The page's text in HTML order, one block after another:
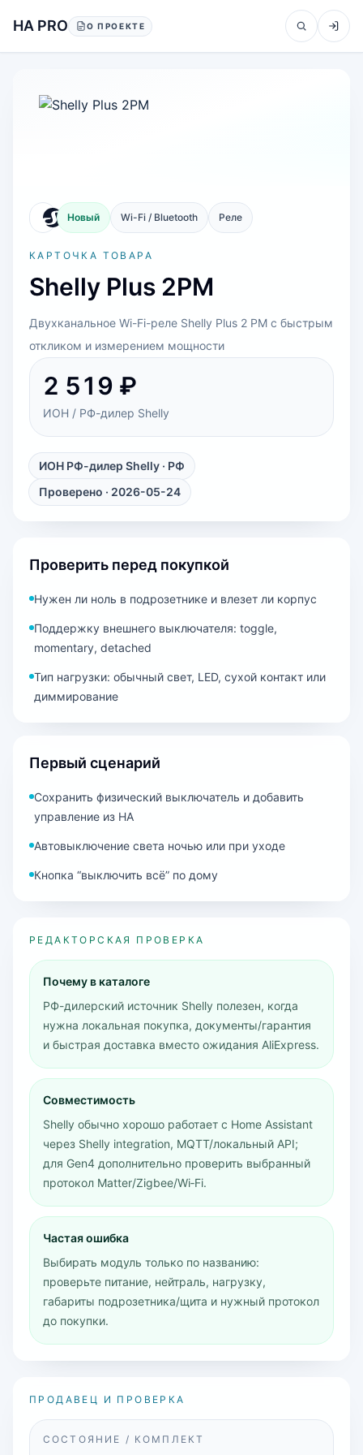
HA PRO О ПРОЕКТЕ
Новый Wi-Fi / Bluetooth Реле
КАРТОЧКА ТОВАРА
Shelly Plus 2PM
Двухканальное Wi-Fi-реле Shelly Plus 2 PM с быстрым
откликом и измерением мощности
2 519 ₽
ИОН / РФ-дилер Shelly
ИОН РФ-дилер Shelly · РФ
Проверено · 2026-05-24
Проверить перед покупкой
Нужен ли ноль в подрозетнике и влезет ли корпус
Поддержку внешнего выключателя: toggle,
momentary, detached
Тип нагрузки: обычный свет, LED, сухой контакт или
диммирование
Первый сценарий
Сохранить физический выключатель и добавить
управление из HA
Автовыключение света ночью или при уходе
Кнопка “выключить всё” по дому
РЕДАКТОРСКАЯ ПРОВЕРКА
Почему в каталоге
РФ-дилерский источник Shelly полезен, когда
нужна локальная покупка, документы/гарантия
и быстрая доставка вместо ожидания AliExpress.
Совместимость
Shelly обычно хорошо работает с Home Assistant
через Shelly integration, MQTT/локальный API;
для Gen4 дополнительно проверить выбранный
протокол Matter/Zigbee/Wi‑Fi.
Частая ошибка
Выбирать модуль только по названию:
проверьте питание, нейтраль, нагрузку,
габариты подрозетника/щита и нужный протокол
до покупки.
ПРОДАВЕЦ И ПРОВЕРКА
СОСТОЯНИЕ / КОМПЛЕКТ